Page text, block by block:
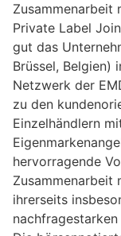
Zusammenarbeit
Private Label
gut das
Brüssel, Belgien)
Netzwerk der
zu den
Einzelhändlern
hervorragende
Zusammenarbeit
ihrerseits